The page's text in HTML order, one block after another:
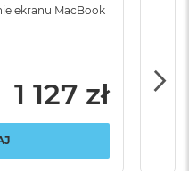
ekranu MacBook
1 127 zł